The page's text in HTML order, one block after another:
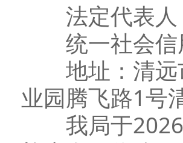
法定代表人
统一社会信
地址：清远
业园腾飞路1号
我局于2026